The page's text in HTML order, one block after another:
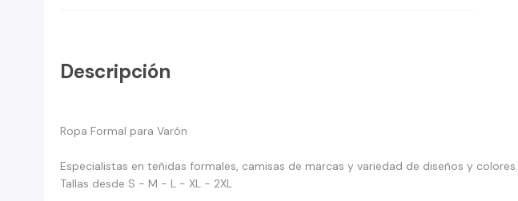
Descripción
Ropa Formal para Varón
Especialistas en teñidas formales, camisas de marcas y variedad de diseños y colores.
Tallas desde S - M - L - XL - 2XL